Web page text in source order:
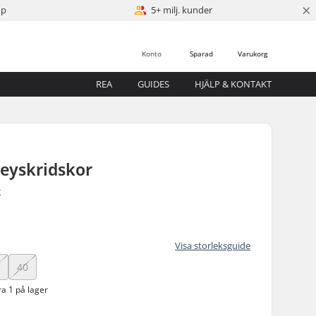
5+ milj. kunder ×
Varukorg
Sparad
Konto
REA GUIDES HJÄLP & KONTAKT
Visa storleksguide
40
1 på lager